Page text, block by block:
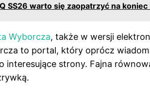
SS26 warto się zaopatrzyć na koniec
Wyborcza, także w wersji
to portal, który oprócz
interesujące strony. Fajna